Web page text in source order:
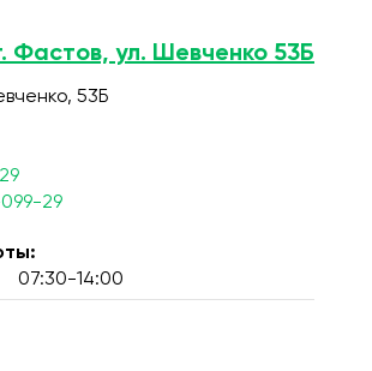
Фастов, ул. Шевченко 53Б
53Б
29
07:30-14:00